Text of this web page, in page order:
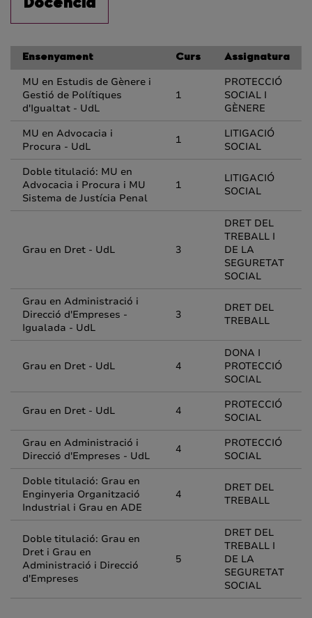
Docència
Ensenyament Curs Assignatura
MU en Estudis de Gènere i
Gestió de Polítiques
d'Igualtat - UdL
1
PROTECCIÓ
SOCIAL I
GÈNERE
MU en Advocacia i
Procura - UdL
1
LITIGACIÓ
SOCIAL
Doble titulació: MU en
Advocacia i Procura i MU
Sistema de Justícia Penal
1
LITIGACIÓ
SOCIAL
Grau en Dret - UdL 3
DRET DEL
TREBALL I
DE LA
SEGURETAT
SOCIAL
Grau en Administració i
Direcció d'Empreses -
Igualada - UdL
3
DRET DEL
TREBALL
Grau en Dret - UdL 4
DONA I
PROTECCIÓ
SOCIAL
Grau en Dret - UdL 4
PROTECCIÓ
SOCIAL
Grau en Administració i
Direcció d'Empreses - UdL
4
PROTECCIÓ
SOCIAL
Doble titulació: Grau en
Enginyeria Organització
Industrial i Grau en ADE
4
DRET DEL
TREBALL
Doble titulació: Grau en
Dret i Grau en
Administració i Direcció
d'Empreses
5
DRET DEL
TREBALL I
DE LA
SEGURETAT
SOCIAL